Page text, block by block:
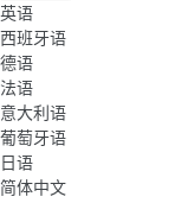
英语
西班牙语
德语
法语
意大利语
葡萄牙语
日语
简体中文